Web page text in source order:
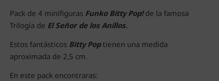
Pack de 4 minifiguras Funko Bitty Pop! de la famosa
Trilogía de El Señor de los Anillos.
Estos fantásticos Bitty Poptienen una medida
aproximada de 2,5 cm.
En este pack encontraras: